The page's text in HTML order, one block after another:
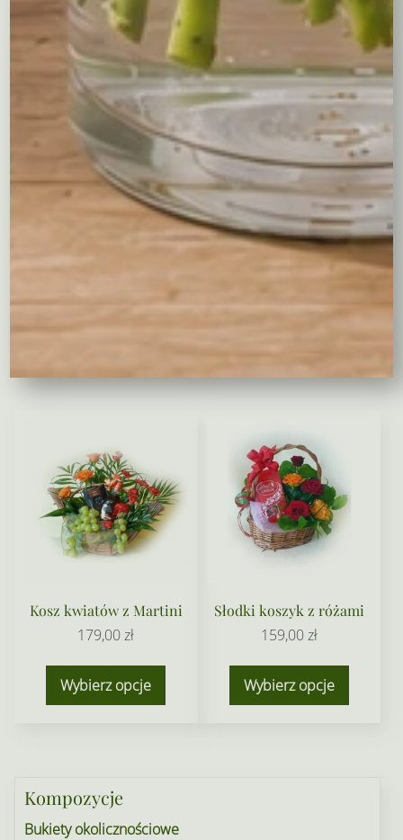
Być może spodobają Ci się...
Niedostepny
Czytaj dalej
Kosz upominkowy
“Chwila relaksu”
168,00
Kosz kwiatów z Martini
179,00zł
Wybierz opcje
Słodki koszyk z różami
159,00zł
Wybierz opcje
Kompozycje
Bukiety okolicznościowe